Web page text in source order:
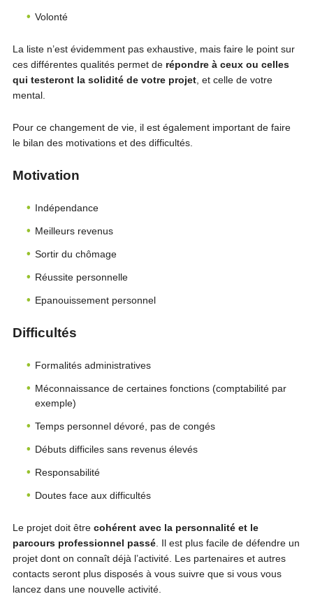
Volonté
La liste n’est évidemment pas exhaustive, mais faire le point sur
ces différentes qualités permet de répondre à ceux ou celles
qui testeront la solidité de votre projet, et celle de votre
mental.
Pour ce changement de vie, il est également important de faire
le bilan des motivations et des difficultés.
Motivation
Indépendance
Meilleurs revenus
Sortir du chômage
Réussite personnelle
Epanouissement personnel
Difficultés
Formalités administratives
Méconnaissance de certaines fonctions (comptabilité par
exemple)
Temps personnel dévoré, pas de congés
Débuts difficiles sans revenus élevés
Responsabilité
Doutes face aux difficultés
Le projet doit être cohérent avec la personnalité et le
parcours professionnel passé. Il est plus facile de défendre un
projet dont on connaît déjà l’activité. Les partenaires et autres
contacts seront plus disposés à vous suivre que si vous vous
lancez dans une nouvelle activité.